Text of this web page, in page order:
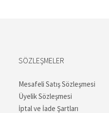
SÖZLEŞMELER
Mesafeli Satış Sözleşmesi
Üyelik Sözleşmesi
İptal ve İade Şartları